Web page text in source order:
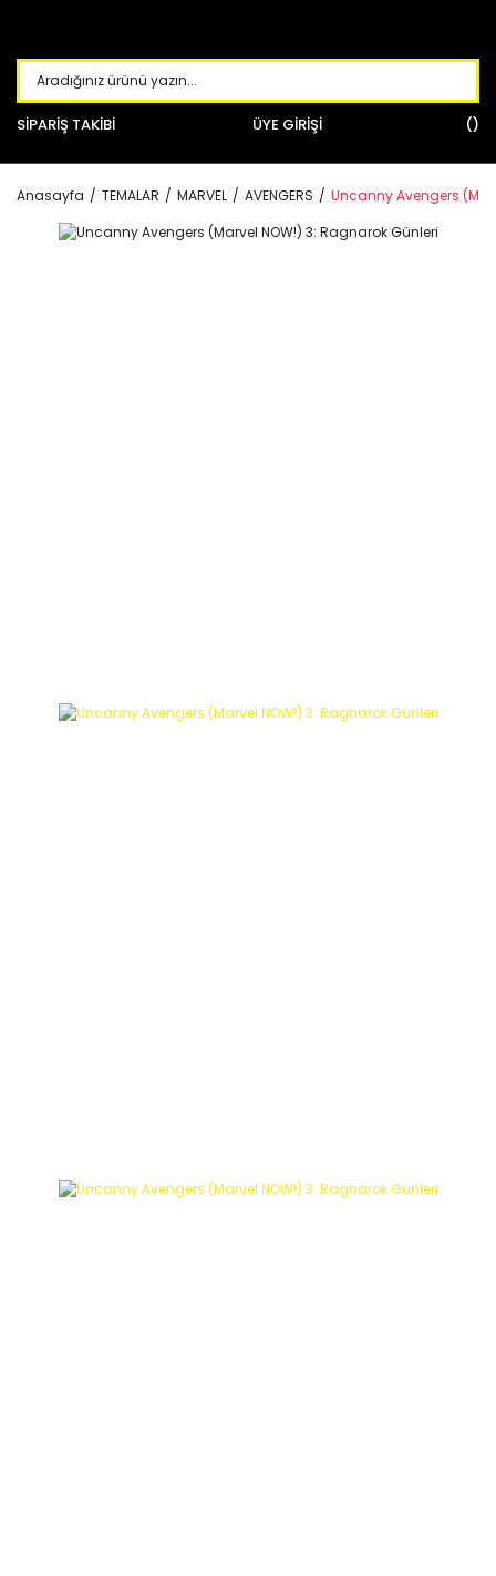
SİPARİŞ TAKİBİ ÜYE GİRİŞİ
Anasayfa TEMALAR MARVEL AVENGERS Uncanny Avengers